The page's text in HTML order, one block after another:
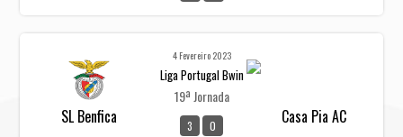
SL Benfica
4 Fevereiro 2023
Liga Portugal Bwin
19ª Jornada
3 0 Casa Pia AC